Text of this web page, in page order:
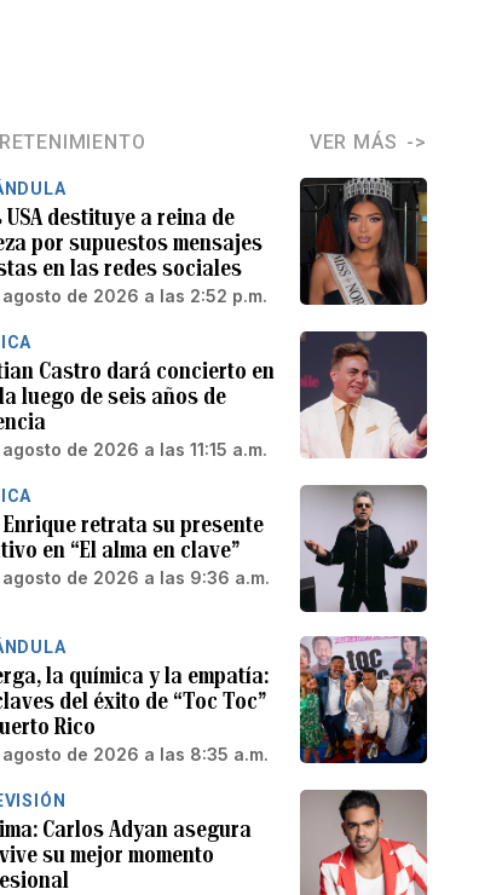
VER MÁS
USA destituye a reina de
por supuestos mensajes
en las redes sociales
de 2026 a las 2:52 p.m.
Castro dará concierto en
luego de seis años de
de 2026 a las 11:15 a.m.
retrata su presente
en “El alma en clave”
de 2026 a las 9:36 a.m.
la química y la empatía:
del éxito de “Toc Toc”
Rico
de 2026 a las 8:35 a.m.
Carlos Adyan asegura
su mejor momento